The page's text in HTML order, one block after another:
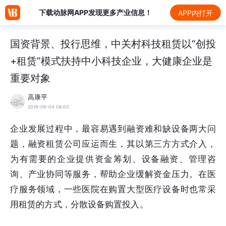
下载动脉网APP发现更多产业信息！ APP内打开
国资背景、投行思维，中关村科技租赁以“创投
+租赁”模式扶持中小科技企业，大健康企业是
重要对象
高康平
2018-06-04 08:00
企业发展过程中，最容易遇到融资难和缺设备两大问
题，融资租赁公司应运而生，其以第三方方式介入，
为有需要的企业提供资金筹划、设备融资、管理咨
询、产业协同等服务，帮助企业缓解资金压力。在医
疗服务领域，一些医院在购置大型医疗设备时也常采
用租赁的方式，分散设备购置投入。